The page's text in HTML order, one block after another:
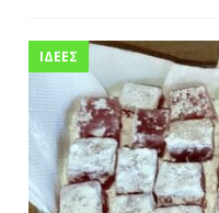
ΙΔΕΕΣ